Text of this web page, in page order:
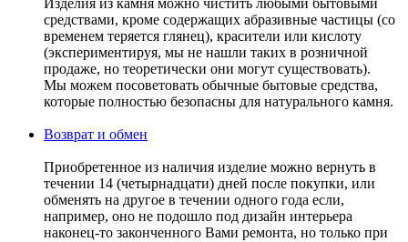
Изделия из камня можно чистить любыми бытовыми
средствами, кроме содержащих абразивные частицы (со
временем теряется глянец), красители или кислоту
(экспериментируя, мы не нашли таких в розничной
продаже, но теоретически они могут существовать).
Мы можем посоветовать обычные бытовые средства,
которые полностью безопасны для натурального камня.
Возврат и обмен
Приобретенное из наличия изделие можно вернуть в
течении 14 (четырнадцати) дней после покупки, или
обменять на другое в течении одного года если,
например, оно не подошло под дизайн интерьера
наконец-то законченного Вами ремонта, но только при